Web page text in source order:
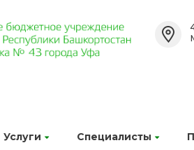
Услуги Специалисты